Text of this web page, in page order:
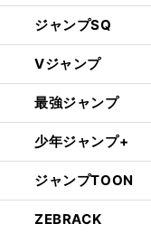
ジャンプSQ
Vジャンプ
最強ジャンプ
少年ジャンプ+
ジャンプTOON
ZEBRACK